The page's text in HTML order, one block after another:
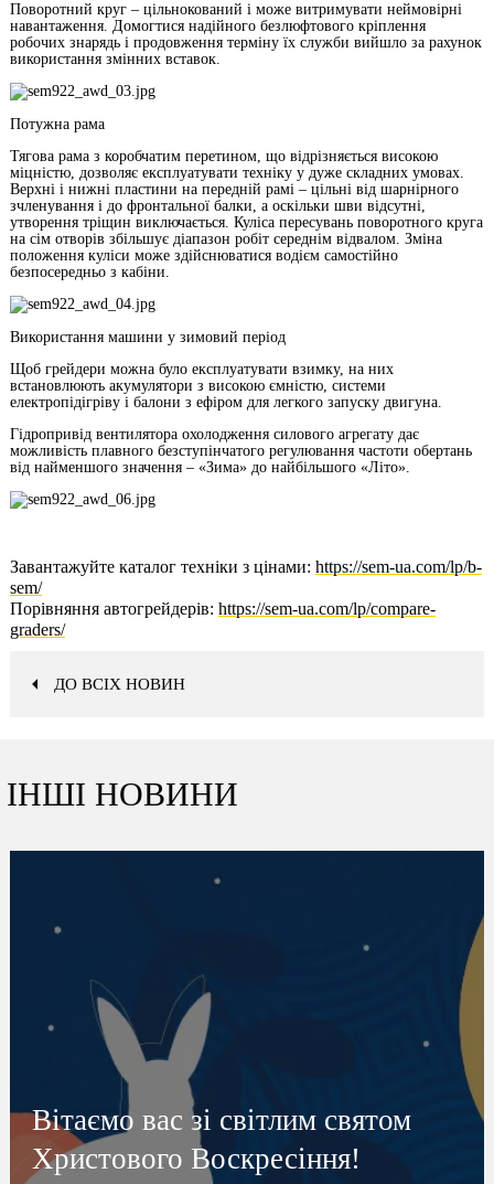
Поворотний круг – цільнокований і може витримувати неймовірні
навантаження. Домогтися надійного безлюфтового кріплення
робочих знарядь і продовження терміну їх служби вийшло за рахунок
використання змінних вставок.
Потужна рама
Тягова рама з коробчатим перетином, що відрізняється високою
міцністю, дозволяє експлуатувати техніку у дуже складних умовах.
Верхні і нижні пластини на передній рамі – цільні від шарнірного
зчленування і до фронтальної балки, а оскільки шви відсутні,
утворення тріщин виключається. Куліса пересувань поворотного круга
на сім отворів збільшує діапазон робіт середнім відвалом. Зміна
положення куліси може здійснюватися водієм самостійно
безпосередньо з кабіни.
Використання машини у зимовий період
Щоб грейдери можна було експлуатувати взимку, на них
встановлюють акумулятори з високою ємністю, системи
електропідігріву і балони з ефіром для легкого запуску двигуна.
Гідропривід вентилятора охолодження силового агрегату дає
можливість плавного безступінчатого регулювання частоти обертань
від найменшого значення – «Зима» до найбільшого «Літо».
Завантажуйте каталог техніки з цінами: https://sem-ua.com/lp/b-
sem/
Порівняння автогрейдерів: https://sem-ua.com/lp/compare-
graders/
ДО ВСІХ НОВИН
ІНШІ НОВИНИ
Вітаємо вас зі світлим святом
Христового Воскресіння!